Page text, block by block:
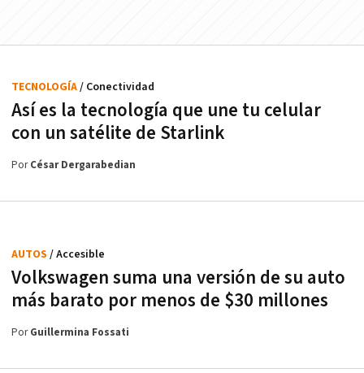
Así es la tecnología que une tu celular
con un satélite de Starlink
TECNOLOGÍA/ Conectividad
PorCésar Dergarabedian
Volkswagen suma una versión de su auto
más barato por menos de $30 millones
AUTOS / Accesible
PorGuillermina Fossati